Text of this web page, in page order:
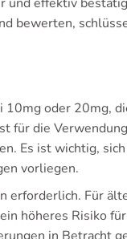
bewerten,
oder 20mg,
für die
Es ist wichtig,
vorliegen.
erforderlich. Für
höheres Risiko